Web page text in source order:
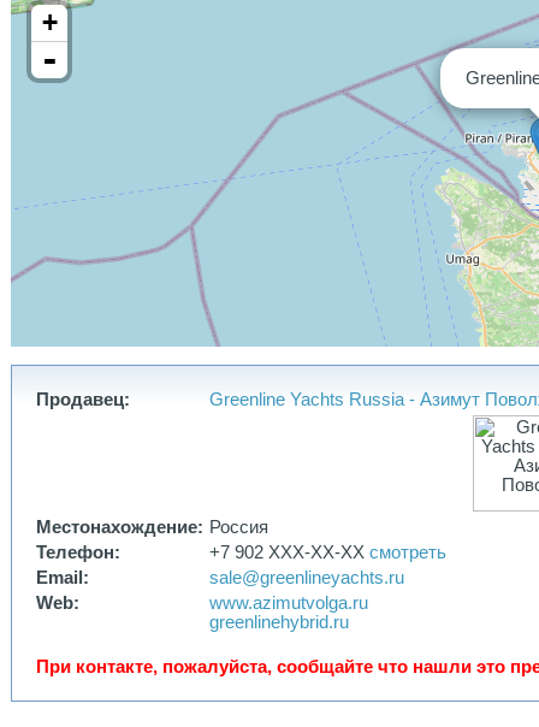
33, 39 и 40, представляя новые интересные функции, такие как
новый дизайн интерьера, система H-Drive, жесткая крыша с
интегрированными в нее солнечными панелями и большим
люком, две гостевые каюты с ванной комнатой в каждой,
гидравлическую купальную платформу с мини-камбузом на
ней, подсобное помещение под салоном и многое другое.
Все Greenline строятся под заказ. Азимут Поволжье - Greenline
Yachts Russia являясь официальным представителем и
дистрибъютором верфи, имеет предварительно выкупленные
слоты, что позволяет предоставить более ранние сроки
поставки яхт. Мы информируем заказчика о всех этапах
строительства яхты, мы доставим ее в любую точку мира,
спустим на воду, проведем тестовые испытания и передадим
вам яхту готовую к эксплуатации.
Прямой контракт, Официальная гарантия. Доставка,
растаможка и регистрация.
Запрашивайте подробные спецификации с ценами на опции и
возможные сроки поставки яхты.
По согласованию мы можем организовать тестовый выход в
море, в Словении, в Турции (Стамбул, Бодрум).
инфляции. Заказ яхты на 2026 г., месяц готовности уточняется
на момент размещения заказа. Слот выкуплен и размещен в
Возможна резервация слота на весну 2027, с фиксацией цены
текущего года в договоре.
Актуальные новости по яхтам Greenline, в нашем тг канале,
подписывайтесь и не пропускайте самое важное
Представляем Greenline в России с 2010 года.
+
-
Продавец: Greenline Yachts Russia - Азимут
Местонахождение: Россия
Телефон:
+7 902 XXX-XX-XX смотреть
Email:
sale@greenlineyachts.ru
Web:
www.azimutvolga.ru
greenlinehybrid.ru
При контакте, пожалуйста, сообщайте что нашли это